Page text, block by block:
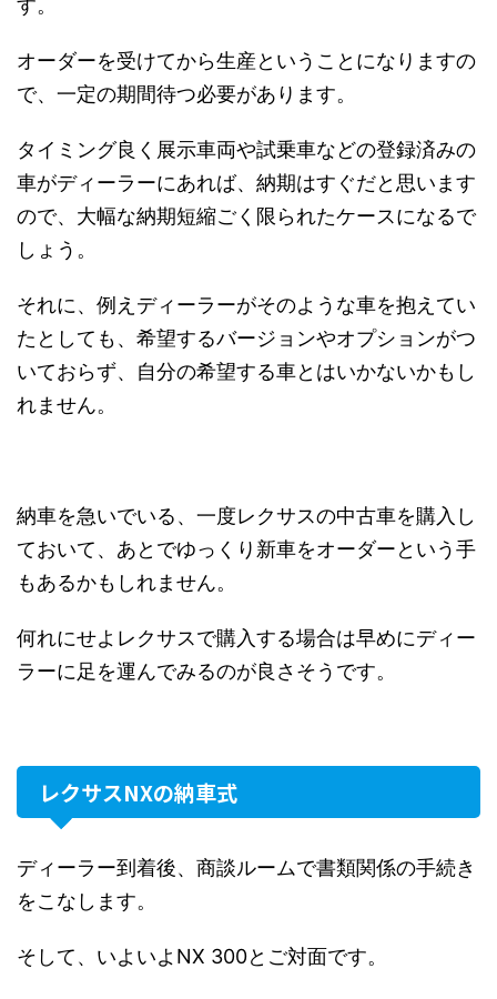
す。
オーダーを受けてから生産ということになりますの
で、一定の期間待つ必要があります。
タイミング良く展示車両や試乗車などの登録済みの
車がディーラーにあれば、納期はすぐだと思います
ので、大幅な納期短縮ごく限られたケースになるで
しょう。
それに、例えディーラーがそのような車を抱えてい
たとしても、希望するバージョンやオプションがつ
いておらず、自分の希望する車とはいかないかもし
れません。
納車を急いでいる、一度レクサスの中古車を購入し
ておいて、あとでゆっくり新車をオーダーという手
もあるかもしれません。
何れにせよレクサスで購入する場合は早めにディー
ラーに足を運んでみるのが良さそうです。
レクサスNXの納車式
ディーラー到着後、商談ルームで書類関係の手続き
をこなします。
そして、いよいよNX 300とご対面です。